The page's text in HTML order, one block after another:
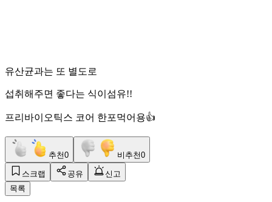
유산균과는 또 별도로
섭취해주면 좋다는 식이섬유!!
프리바이오틱스 코어 한포먹어용👍
추천0 비추천0
스크랩 공유
신고
목록